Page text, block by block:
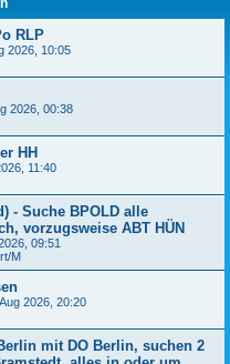
RLP
2026, 10:05
2026, 00:38
HH
11:40
- Suche BPOLD alle
vorzugsweise ABT HÜN
09:51
M
2026, 20:20
mit DO Berlin, suchen 2